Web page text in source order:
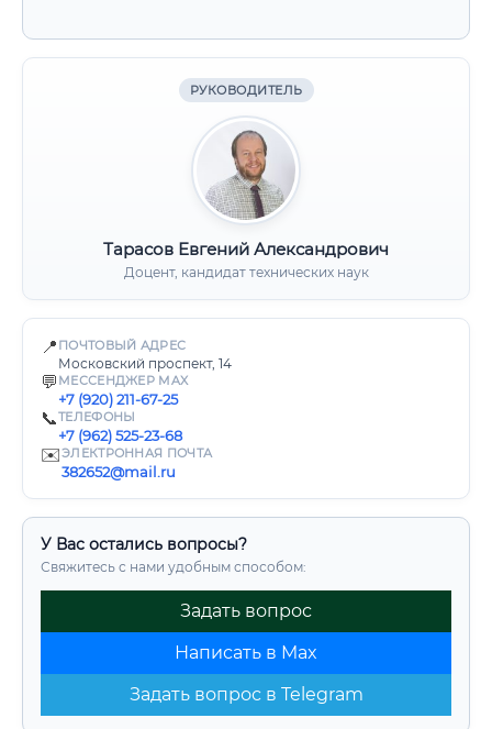
РУКОВОДИТЕЛЬ
Тарасов Евгений Александрович
Доцент, кандидат технических наук
📍 ПОЧТОВЫЙ АДРЕС
Московский проспект, 14
💬 МЕССЕНДЖЕР MAX
+7 (920) 211-67-25
📞ТЕЛЕФОНЫ
+7 (962) 525-23-68
✉️ЭЛЕКТРОННАЯ ПОЧТА
382652@mail.ru
У Вас остались вопросы?
Свяжитесь с нами удобным способом:
Задать вопрос
Написать в Max
Задать вопрос в Telegram